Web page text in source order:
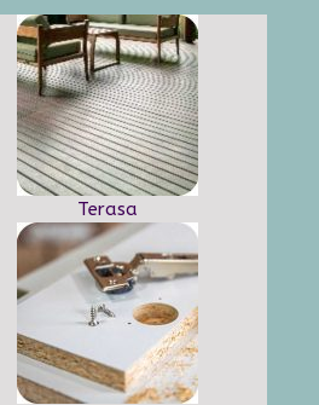
Terasa